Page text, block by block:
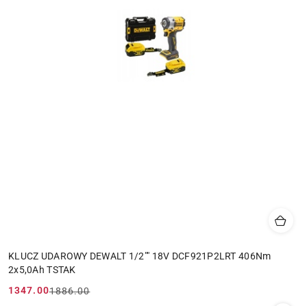
KLUCZ UDAROWY DEWALT 1/2"" 18V DCF921P2LRT 406Nm
2x5,0Ah TSTAK
Cena
1347.00
Cena
1886.00